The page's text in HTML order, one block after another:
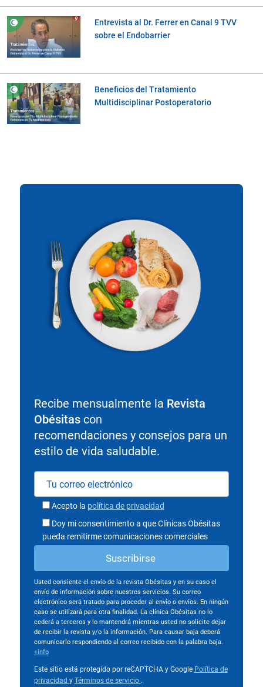
Entrevista al Dr. Ferrer en Canal 9 TVV
sobre el Endobarrier
Beneficios del Tratamiento
Multidisciplinar Postoperatorio
Recibe mensualmente la Revista
Obésitascon
recomendaciones y consejos para un
estilo de vida saludable.
Acepto la política de privacidad
Doy mi consentimiento a que Clínicas Obésitas
pueda remitirme comunicaciones comerciales
Usted consiente el envío de la revista Obésitas y en su caso el
envío de información sobre nuestros servicios. Su correo
electrónico será tratado para proceder al envío o envíos. En ningún
caso se utilizará para otra finalidad. La clínica Obésitas no lo
cederá a terceros y lo mantendrá mientras usted no solicite dejar
de recibir la revista y/o la información. Para causar baja deberá
comunicarlo respondiendo al correo recibido con la palabra baja.
+info
Este sitio está protegido por reCAPTCHA y Google Política de
privacidad y Términos de servicio .